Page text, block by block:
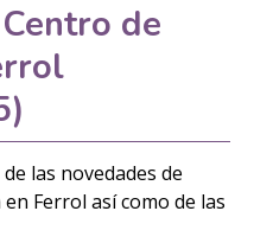
de
las novedades de
Ferrol así como de las